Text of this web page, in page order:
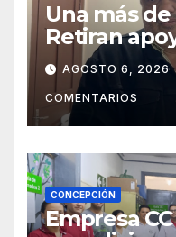
Una más
Retiran
Concepción
AGOSTO 6, 2026
COMENTARIOS
CONCEPCIÓN
Empresa